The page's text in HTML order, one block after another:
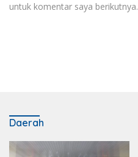
untuk komentar saya berikutnya.
Daerah